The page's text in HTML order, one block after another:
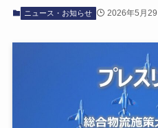
ニュース・お知らせ 2026年5月29